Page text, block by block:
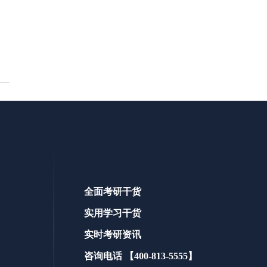
全面考研干货
实用学习干货
实时考研资讯
咨询电话 【400-813-5555】